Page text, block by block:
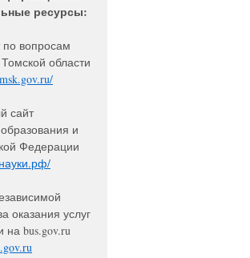
ресурсы:
вопросам
области
ru/
сайт
и
Федерации
оказания услуг
на bus.gov.ru